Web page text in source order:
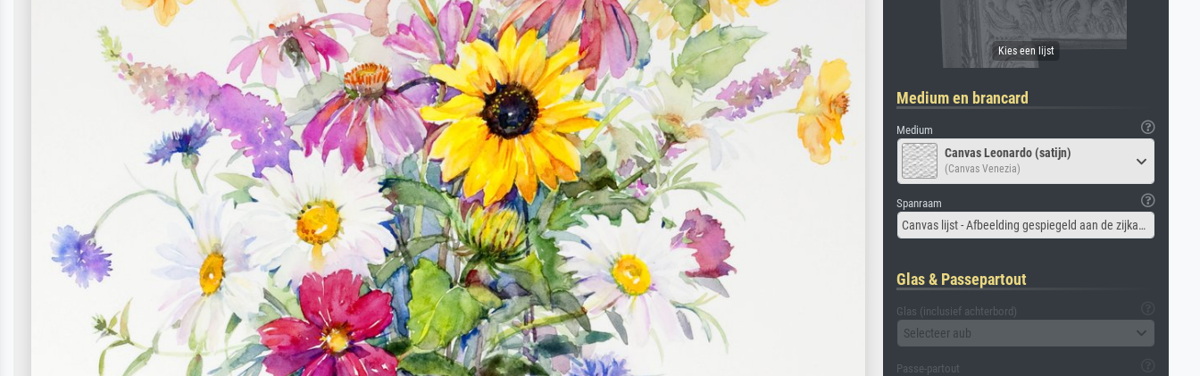
Medium en brancard
Medium
Canvas Leonardo (satijn)
(Canvas Venezia)
Spanraam
Canvas lijst - Afbeelding gespiegeld aan de zijkant
Glas & Passepartout
Glas (inclusief achterbord)
Selecteer aub
Passe-partout